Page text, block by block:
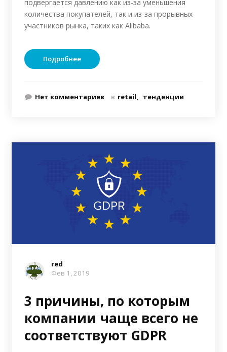
подвергается давлению как из-за уменьшения
количества покупателей, так и из-за прорывных
участников рынка, таких как Alibaba.
Подробнее
Нет комментариев в retail тенденции
red
Фев 1, 2019
3 причины, по которым
компании чаще всего не
соответствуют GDPR